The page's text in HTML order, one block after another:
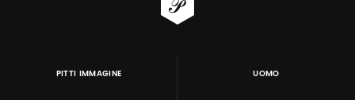
PITTI IMMAGINE UOMO